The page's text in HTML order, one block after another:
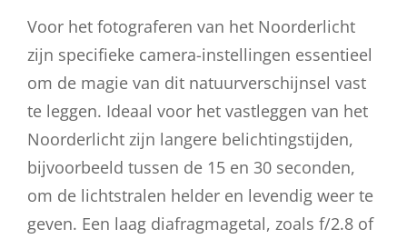
Voor het fotograferen van het Noorderlicht
zijn specifieke camera-instellingen essentieel
om de magie van dit natuurverschijnsel vast
te leggen. Ideaal voor het vastleggen van het
Noorderlicht zijn langere belichtingstijden,
bijvoorbeeld tussen de 15 en 30 seconden,
om de lichtstralen helder en levendig weer te
geven. Een laag diafragmagetal, zoals f/2.8 of